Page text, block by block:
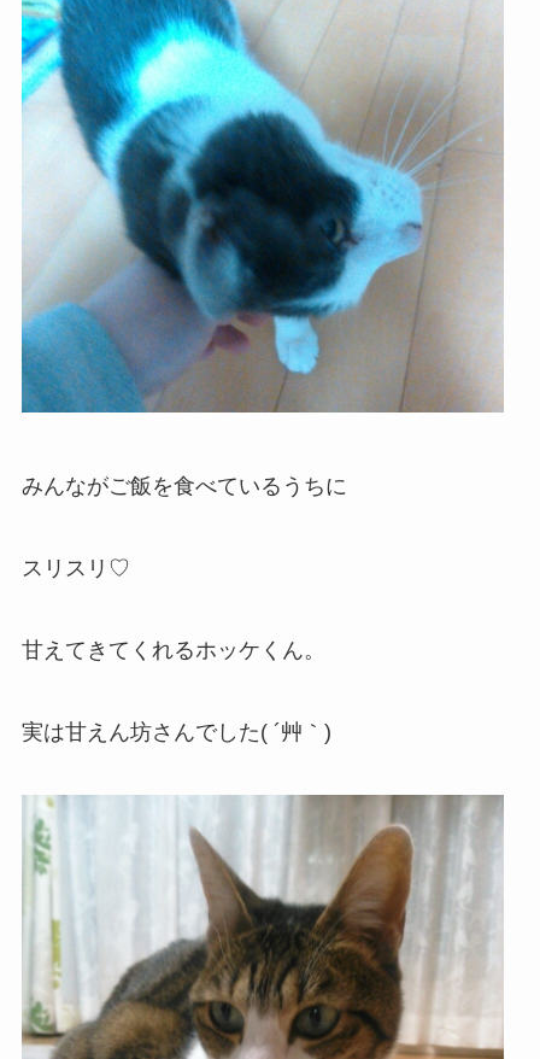
みんながご飯を食べているうちに
スリスリ♡
甘えてきてくれるホッケくん。
実は甘えん坊さんでした( ´艸｀)